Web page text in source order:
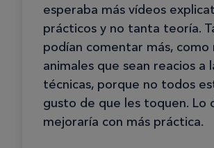
esperaba más vídeos
prácticos y no tanta teoría.
podían comentar más, como
animales que sean reacios a
técnicas, porque no todos
gusto de que les toquen. Lo
mejoraría con más práctica.